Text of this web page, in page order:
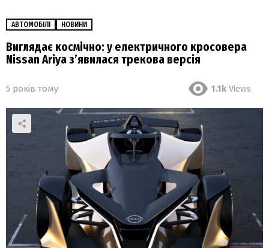
АВТОМОБІЛІ НОВИНИ
Виглядає космічно: у електричного кросовера
Nissan Ariya з’явилася трекова версія
5 років тому 1.1k Views